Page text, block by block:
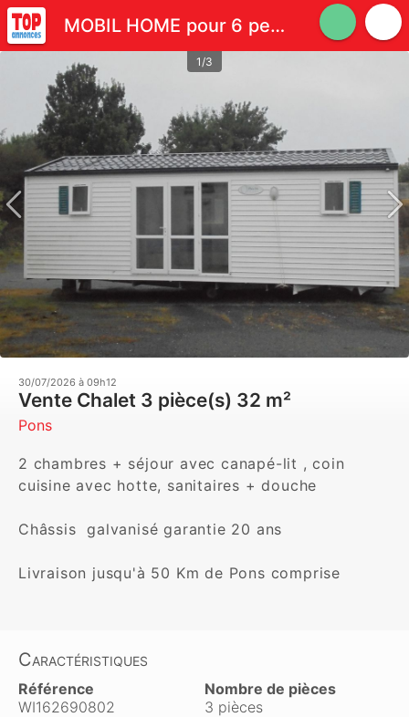
MOBIL HOME pour 6 personnes
1/3
30/07/2026 à 09h12
Vente Chalet 3 pièce(s) 32 m²
Pons
2 chambres + séjour avec canapé-lit , coin
cuisine avec hotte, sanitaires + douche
Châssis  galvanisé garantie 20 ans
Livraison jusqu'à 50 Km de Pons comprise
Caractéristiques
Référence
WI162690802
Nombre de pièces
3 pièces